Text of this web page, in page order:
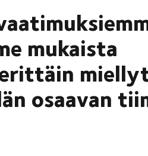
mukaista
osaavan